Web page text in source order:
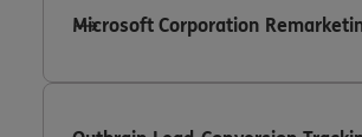
Microsoft Corporation